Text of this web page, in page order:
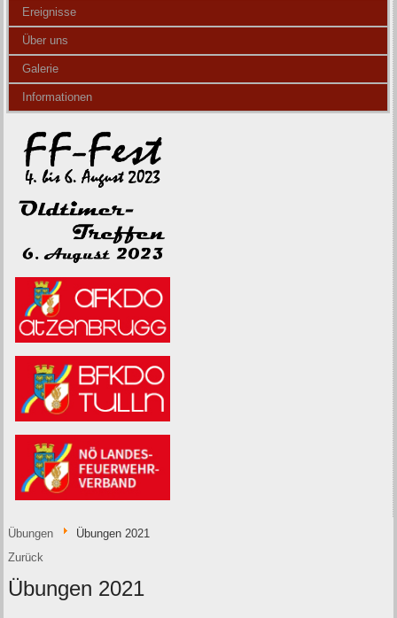
Ereignisse
Über uns
Galerie
Informationen
Übungen
Übungen 2021
Zurück
Übungen 2021